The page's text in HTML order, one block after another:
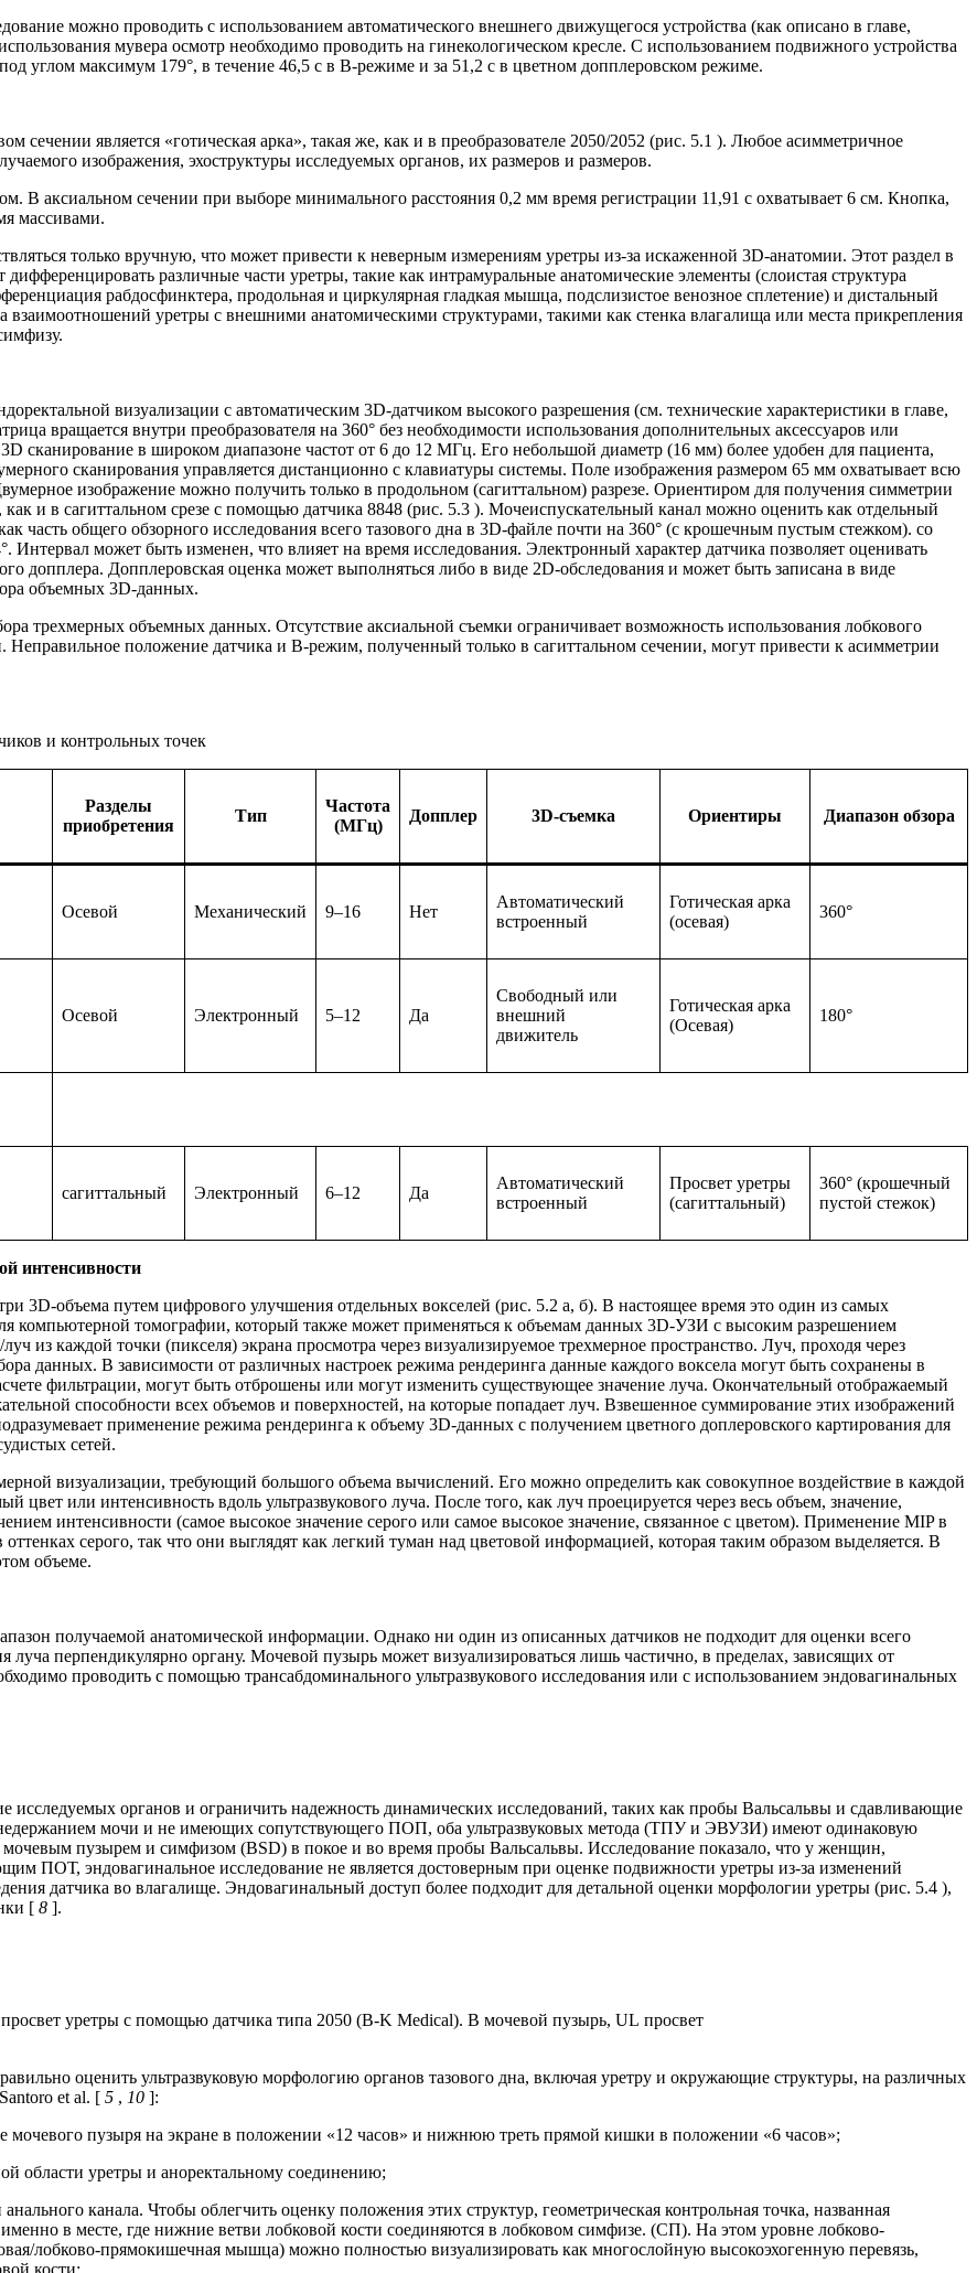
можно проводить с использованием автоматического внешнего движущегося устройства (как описано в главе,
мувера осмотр необходимо проводить на гинекологическом кресле. С использованием подвижного устройства
углом максимум 179°, в течение 46,5 с в B-режиме и за 51,2 с в цветном допплеровском режиме.
сечении является «готическая арка», такая же, как и в преобразователе 2050/2052 (рис. 5.1 ). Любое асимметричное
изображения, эхоструктуры исследуемых органов, их размеров и размеров.
В аксиальном сечении при выборе минимального расстояния 0,2 мм время регистрации 11,91 с охватывает 6 см. Кнопка,
массивами.
только вручную, что может привести к неверным измерениям уретры из-за искаженной 3D-анатомии. Этот раздел в
различные части уретры, такие как интрамуральные анатомические элементы (слоистая структура
рабдосфинктера, продольная и циркулярная гладкая мышца, подслизистое венозное сплетение) и дистальный
взаимоотношений уретры с внешними анатомическими структурами, такими как стенка влагалища или места прикрепления
визуализации с автоматическим 3D-датчиком высокого разрешения (см. технические характеристики в главе,
вращается внутри преобразователя на 360° без необходимости использования дополнительных аксессуаров или
сканирование в широком диапазоне частот от 6 до 12 МГц. Его небольшой диаметр (16 мм) более удобен для пациента,
сканирования управляется дистанционно с клавиатуры системы. Поле изображения размером 65 мм охватывает всю
изображение можно получить только в продольном (сагиттальном) разрезе. Ориентиром для получения симметрии
и в сагиттальном срезе с помощью датчика 8848 (рис. 5.3 ). Мочеиспускательный канал можно оценить как отдельный
часть общего обзорного исследования всего тазового дна в 3D-файле почти на 360° (с крошечным пустым стежком). со
может быть изменен, что влияет на время исследования. Электронный характер датчика позволяет оценивать
допплера. Допплеровская оценка может выполняться либо в виде 2D-обследования и может быть записана в виде
объемных 3D-данных.
трехмерных объемных данных. Отсутствие аксиальной съемки ограничивает возможность использования лобкового
Неправильное положение датчика и В-режим, полученный только в сагиттальном сечении, могут привести к асимметрии
и контрольных точек
Разделы
приобретения
Тип
Частота
(МГц)
Допплер 3D-съемка Ориентиры Диапазон обзора
Осевой Механический 9–16 Нет
Автоматический
встроенный
Готическая арка
(осевая)
360°
Осевой Электронный 5–12 Да
Свободный или
внешний
движитель
Готическая арка
(Осевая)
180°
сагиттальный Электронный 6–12 Да
Автоматический
встроенный
Просвет уретры
(сагиттальный)
360° (крошечный
пустой стежок)
интенсивности
3D-объема путем цифрового улучшения отдельных вокселей (рис. 5.2 а, б). В настоящее время это один из самых
компьютерной томографии, который также может применяться к объемам данных 3D-УЗИ с высоким разрешением
из каждой точки (пикселя) экрана просмотра через визуализируемое трехмерное пространство. Луч, проходя через
данных. В зависимости от различных настроек режима рендеринга данные каждого воксела могут быть сохранены в
фильтрации, могут быть отброшены или могут изменить существующее значение луча. Окончательный отображаемый
способности всех объемов и поверхностей, на которые попадает луч. Взвешенное суммирование этих изображений
применение режима рендеринга к объему 3D-данных с получением цветного доплеровского картирования для
сетей.
визуализации, требующий большого объема вычислений. Его можно определить как совокупное воздействие в каждой
цвет или интенсивность вдоль ультразвукового луча. После того, как луч проецируется через весь объем, значение,
интенсивности (самое высокое значение серого или самое высокое значение, связанное с цветом). Применение MIP в
серого, так что они выглядят как легкий туман над цветовой информацией, которая таким образом выделяется. В
объеме.
получаемой анатомической информации. Однако ни один из описанных датчиков не подходит для оценки всего
луча перпендикулярно органу. Мочевой пузырь может визуализироваться лишь частично, в пределах, зависящих от
проводить с помощью трансабдоминального ультразвукового исследования или с использованием эндовагинальных
исследуемых органов и ограничить надежность динамических исследований, таких как пробы Вальсальвы и сдавливающие
мочи и не имеющих сопутствующего ПОП, оба ультразвуковых метода (ТПУ и ЭВУЗИ) имеют одинаковую
мочевым пузырем и симфизом (BSD) в покое и во время пробы Вальсальвы. Исследование показало, что у женщин,
ПОТ, эндовагинальное исследование не является достоверным при оценке подвижности уретры из-за изменений
датчика во влагалище. Эндовагинальный доступ более подходит для детальной оценки морфологии уретры (рис. 5.4 ),
[ 8 ].
уретры с помощью датчика типа 2050 (B-K Medical). B мочевой пузырь, UL просвет
оценить ультразвуковую морфологию органов тазового дна, включая уретру и окружающие структуры, на различных
et al. [ 5 , 10 ]:
пузыря на экране в положении «12 часов» и нижнюю треть прямой кишки в положении «6 часов»;
области уретры и аноректальному соединению;
канала. Чтобы облегчить оценку положения этих структур, геометрическая контрольная точка, названная
в месте, где нижние ветви лобковой кости соединяются в лобковом симфизе. (СП). На этом уровне лобково-
лобково-прямокишечная мышца) можно полностью визуализировать как многослойную высокоэхогенную перевязь,